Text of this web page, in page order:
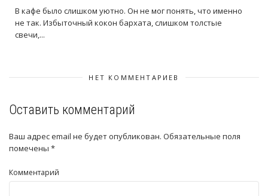
В кафе было слишком уютно. Он не мог понять, что именно
не так. Избыточный кокон бархата, слишком толстые
свечи,...
НЕТ КОММЕНТАРИЕВ
Оставить комментарий
Ваш адрес email не будет опубликован. Обязательные поля
помечены *
Комментарий